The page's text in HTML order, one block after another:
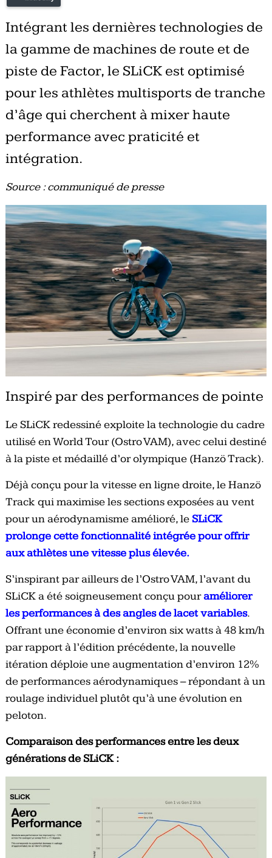
Intégrant les dernières technologies de
la gamme de machines de route et de
piste de Factor, le SLiCK est optimisé
pour les athlètes multisports de tranche
d’âge qui cherchent à mixer haute
performance avec praticité et
intégration.
Source : communiqué de presse
Inspiré par des performances de pointe
Le SLiCK redessiné exploite la technologie du cadre
utilisé en World Tour (Ostro VAM), avec celui destiné
à la piste et médaillé d’or olympique (Hanzö Track).
Déjà conçu pour la vitesse en ligne droite, le Hanzö
Track qui maximise les sections exposées au vent
pour un aérodynamisme amélioré, leSLiCK
prolonge cette fonctionnalité intégrée pour offrir
aux athlètes une vitesse plus élevée.
S’inspirant par ailleurs de l’Ostro VAM, l’avant du
SLiCK a été soigneusement conçu pouraméliorer
les performances à des angles de lacet variables.
Offrant une économie d’environ six watts à 48 km/h
par rapport à l’édition précédente, la nouvelle
itération déploie une augmentation d’environ 12%
de performances aérodynamiques – répondant à un
roulage individuel plutôt qu’à une évolution en
peloton.
Comparaison des performances entre les deux
générations de SLiCK :